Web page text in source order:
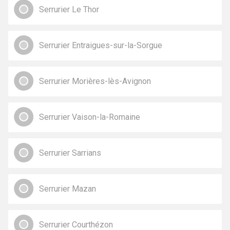
Serrurier Le Thor
Serrurier Entraigues-sur-la-Sorgue
Serrurier Morières-lès-Avignon
Serrurier Vaison-la-Romaine
Serrurier Sarrians
Serrurier Mazan
Serrurier Courthézon